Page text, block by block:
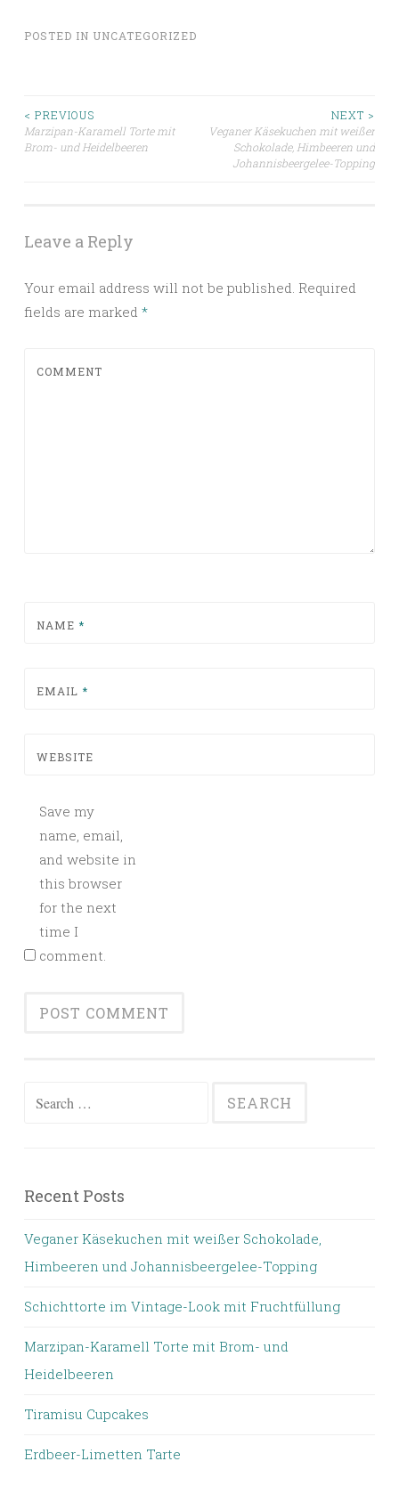
POSTED IN UNCATEGORIZED
Post navigation
< PREVIOUS
Marzipan-Karamell Torte mit
Brom- und Heidelbeeren
NEXT >
Veganer Käsekuchen mit weißer
Schokolade, Himbeeren und
Johannisbeergelee-Topping
Leave a Reply
Your email address will not be published. Required
fields are marked *
COMMENT
NAME *
EMAIL *
WEBSITE
Save my
name, email,
and website in
this browser
for the next
time I
comment.
Search for:
Recent Posts
Veganer Käsekuchen mit weißer Schokolade,
Himbeeren und Johannisbeergelee-Topping
Schichttorte im Vintage-Look mit Fruchtfüllung
Marzipan-Karamell Torte mit Brom- und
Heidelbeeren
Tiramisu Cupcakes
Erdbeer-Limetten Tarte